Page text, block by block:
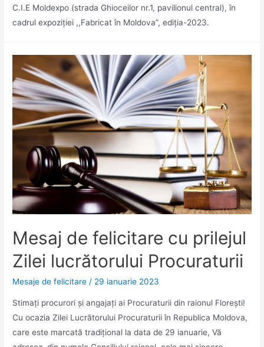
C.I.E Moldexpo (strada Ghioceilor nr.1, pavilionul central), în
cadrul expoziției ,,Fabricat în Moldova”, ediția-2023.
Mesaj de felicitare cu prilejul
Zilei lucrătorului Procuraturii
Mesaje de felicitare / 29 ianuarie 2023
Stimați procurori și angajați ai Procuraturii din raionul Florești!
Cu ocazia Zilei Lucrătorului Procuraturii în Republica Moldova,
care este marcată tradițional la data de 29 ianuarie, Vă